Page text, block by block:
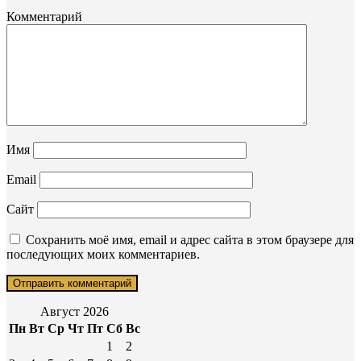
Комментарий
Имя
Email
Сайт
Сохранить моё имя, email и адрес сайта в этом браузере для
последующих моих комментариев.
Август 2026
Пн Вт Ср Чт Пт Сб Вс
1
2